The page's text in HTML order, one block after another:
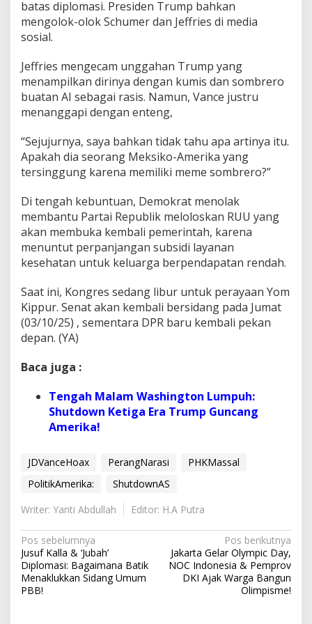
batas diplomasi. Presiden Trump bahkan
mengolok-olok Schumer dan Jeffries di media
sosial.
Jeffries mengecam unggahan Trump yang
menampilkan dirinya dengan kumis dan sombrero
buatan AI sebagai rasis. Namun, Vance justru
menanggapi dengan enteng,
“Sejujurnya, saya bahkan tidak tahu apa artinya itu.
Apakah dia seorang Meksiko-Amerika yang
tersinggung karena memiliki meme sombrero?”
Di tengah kebuntuan, Demokrat menolak
membantu Partai Republik meloloskan RUU yang
akan membuka kembali pemerintah, karena
menuntut perpanjangan subsidi layanan
kesehatan untuk keluarga berpendapatan rendah.
Saat ini, Kongres sedang libur untuk perayaan Yom
Kippur. Senat akan kembali bersidang pada Jumat
(03/10/25) , sementara DPR baru kembali pekan
depan. (YA)
Baca juga :
Tengah Malam Washington Lumpuh:
Shutdown Ketiga Era Trump Guncang
Amerika!
JDVanceHoax PerangNarasi
PHKMassal
PolitikAmerika:
ShutdownAS
Writer: Yanti Abdullah
Editor: H.A Putra
N
a
v
i
Pos sebelumnya
Jusuf Kalla & ‘Jubah’
Diplomasi: Bagaimana Batik
Menaklukkan Sidang Umum
PBB!
Pos berikutnya
Jakarta Gelar Olympic Day,
NOC Indonesia & Pemprov
DKI Ajak Warga Bangun
Olimpisme!